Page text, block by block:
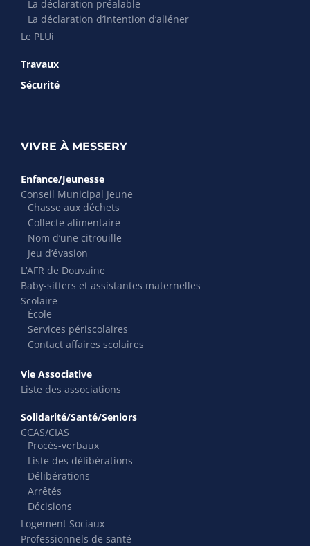
La déclaration préalable
La déclaration d’intention d’aliéner
Le PLUi
Travaux
Sécurité
VIVRE À MESSERY
Enfance/Jeunesse
Conseil Municipal Jeune
Chasse aux déchets
Collecte alimentaire
Nom d’une citrouille
Jeu d’évasion
L’AFR de Douvaine
Baby-sitters et assistantes maternelles
Scolaire
École
Services périscolaires
Contact affaires scolaires
Vie Associative
Liste des associations
Solidarité/Santé/Seniors
CCAS/CIAS
Procès-verbaux
Liste des délibérations
Délibérations
Arrêtés
Décisions
Logement Sociaux
Professionnels de santé